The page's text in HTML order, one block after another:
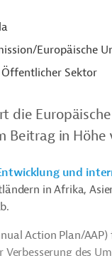
Europäische
Sektor
die
Beitrag in Höhe
und
in Afrika,
Action Plan/
des